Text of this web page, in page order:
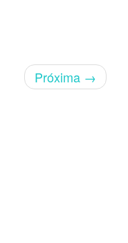
Próxima →